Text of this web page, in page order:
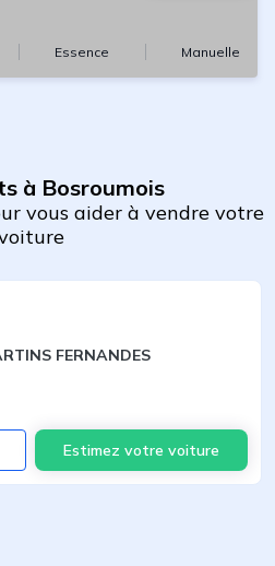
Essence Manuelle
à Bosroumois
vous aider à vendre votre
FERNANDES
Estimez votre voiture